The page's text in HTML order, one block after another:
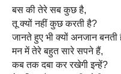
बस की तेरे सब कुछ है,
तू क्यों नहीं कुछ करती है?
जानते हुए भी क्यों अनजान बनती
मन में तेरे बहुत सारे सपने हैं,
कब तक दबा कर रखेगी इन्हें?